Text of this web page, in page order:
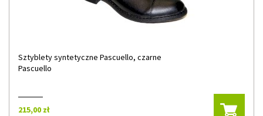
Sztyblety syntetyczne Pascuello, czarne
Pascuello
215,00 zł